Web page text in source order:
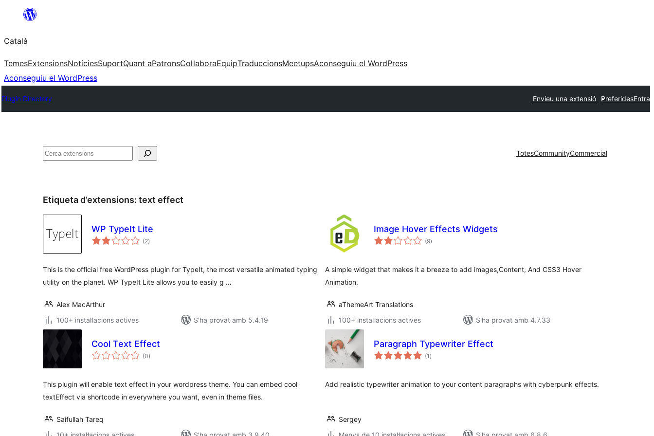
contingut
Català
TemesExtensionsNotíciesSuportQuant aPatronsCol·laboraEquipTraduccionsMeetupsAconseguiu el WordPress
Aconseguiu el WordPress
Plugin Directory Envieu una extensió PreferidesEntra
Cerca TotesCommunityCommercial
Etiqueta d’extensions: text effect
WP TypeIt Lite
(2puntuacions
totals
)
This is the official free WordPress plugin for TypeIt, the most versatile animated typing
utility on the planet. WP TypeIt Lite allows you to easily g …
Alex MacArthur
100+ instal·lacions actives
S'ha provat amb 5.4.19
Image Hover Effects Widgets
(9puntuacions
totals
)
A simple widget that makes it a breeze to add images,Content, And CSS3 Hover
Animation.
aThemeArt Translations
100+ instal·lacions actives
S'ha provat amb 4.7.33
Cool Text Effect
(0puntuacions
totals
)
This plugin will enable text effect in your wordpress theme. You can embed cool
textEffect via shortcode in everywhere you want, even in theme files.
Saifullah Tareq
Paragraph Typewriter Effect
(1 puntuacions
totals
)
Add realistic typewriter animation to your content paragraphs with cyberpunk effects.
Sergey